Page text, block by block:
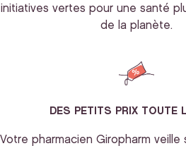
initiatives vertes pour une santé
de la planète.
DES PETITS PRIX TOUTE
Votre pharmacien Giropharm